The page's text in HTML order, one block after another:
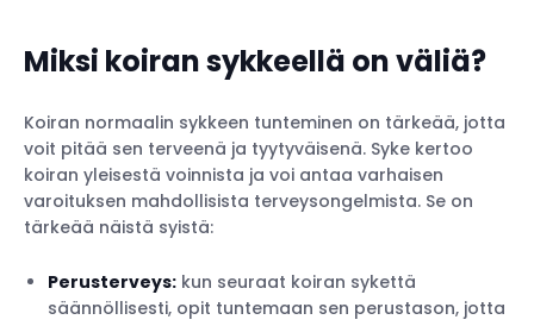
Miksi koiran sykkeellä on väliä?
Koiran normaalin sykkeen tunteminen on tärkeää, jotta
voit pitää sen terveenä ja tyytyväisenä. Syke kertoo
koiran yleisestä voinnista ja voi antaa varhaisen
varoituksen mahdollisista terveysongelmista. Se on
tärkeää näistä syistä:
Perusterveys: kun seuraat koiran sykettä
säännöllisesti, opit tuntemaan sen perustason, jotta